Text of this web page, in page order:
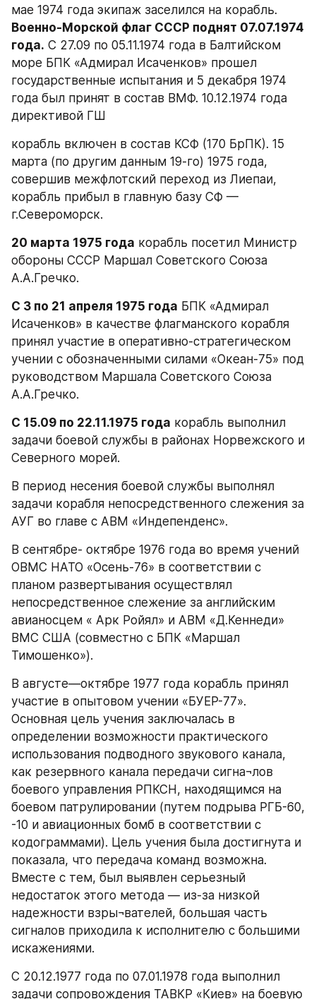
Военно-Морской флаг СССР поднят 07.07.1974
года. С 27.09 по 05.11.1974 года в Балтийском
море БПК «Адмирал Исаченков» прошел
государственные испытания и 5 декабря 1974
года был принят в состав ВМФ. 10.12.1974 года
директивой ГШ
корабль включен в состав КСФ (170 БрПК). 15
марта (по другим данным 19-го) 1975 года,
совершив межфлотский переход из Лиепаи,
корабль прибыл в главную базу СФ —
г.Североморск.
20 марта 1975 года корабль посетил Министр
обороны СССР Маршал Советского Союза
А.А.Гречко.
С 3 по 21 апреля 1975 года БПК «Адмирал
Исаченков» в качестве флагманского корабля
принял участие в оперативно-стратегическом
учении с обозначенными силами «Океан-75» под
руководством Маршала Советского Союза
А.А.Гречко.
С 15.09 по 22.11.1975 года корабль выполнил
задачи боевой службы в районах Норвежского и
Северного морей.
В период несения боевой службы выполнял
задачи корабля непосредственного слежения за
АУГ во главе с АВМ «Индепенденс».
В сентябре- октябре 1976 года во время учений
ОВМС НАТО «Осень-76» в соответствии с
планом развертывания осуществлял
непосредственное слежение за английским
авианосцем « Арк Ройял» и АВМ «Д.Кеннеди»
ВМС США (совместно с БПК «Маршал
Тимошенко»).
В августе—октябре 1977 года корабль принял
участие в опытовом учении «БУЕР-77».
Основная цель учения заключалась в
определении возможности практического
использования подводного звукового канала,
как резервного канала передачи сигна¬лов
боевого управления РПКСН, находящимся на
боевом патрулировании (путем подрыва РГБ-60,
-10 и авиационных бомб в соответствии с
кодограммами). Цель учения была достигнута и
показала, что передача команд возможна.
Вместе с тем, был выявлен серьезный
недостаток этого метода — из-за низкой
надежности взры¬вателей, большая часть
сигналов приходила к исполнителю с большими
искажениями.
С 20.12.1977 года по 07.01.1978 года выполнил
задачи сопровождения ТАВКР «Киев» на боевую